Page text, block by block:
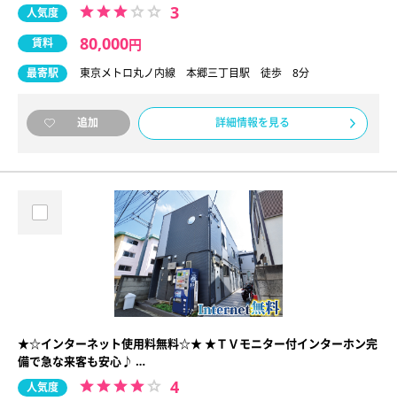
人気度 3
賃料 80,000円
最寄駅 東京メトロ丸ノ内線 本郷三丁目駅 徒歩 8分
追加 詳細情報を見る
★☆インターネット使用料無料☆★ ★ＴＶモニター付インターホン完
備で急な来客も安心♪ …
人気度 4